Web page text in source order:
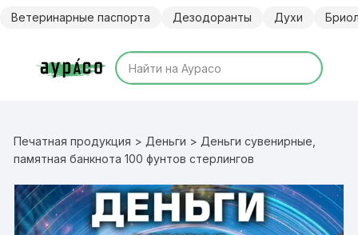
Ветеринарные паспорта Дезодоранты Духи
Печатная продукция > Деньги > Деньги сувенирные,
памятная банкнота 100 фунтов стерлингов